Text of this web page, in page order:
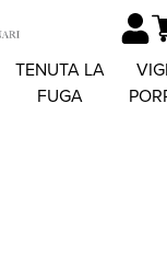
TENUTA LA
FUGA